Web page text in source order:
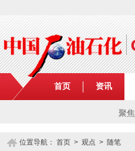
首页 资讯
聚焦
位置导航： 首页 > 观点 > 随笔